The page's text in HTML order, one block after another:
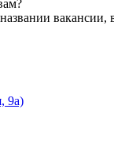
9а)